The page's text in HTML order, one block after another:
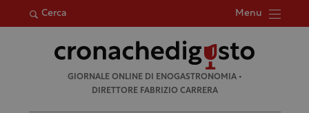
Cerca Menu
per:
GIORNALE ONLINE DI ENOGASTRONOMIA •
DIRETTORE FABRIZIO CARRERA